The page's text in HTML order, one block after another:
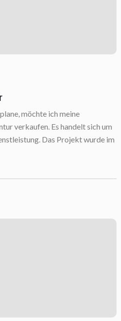
möchte ich meine
verkaufen. Es handelt sich um
Das Projekt wurde im